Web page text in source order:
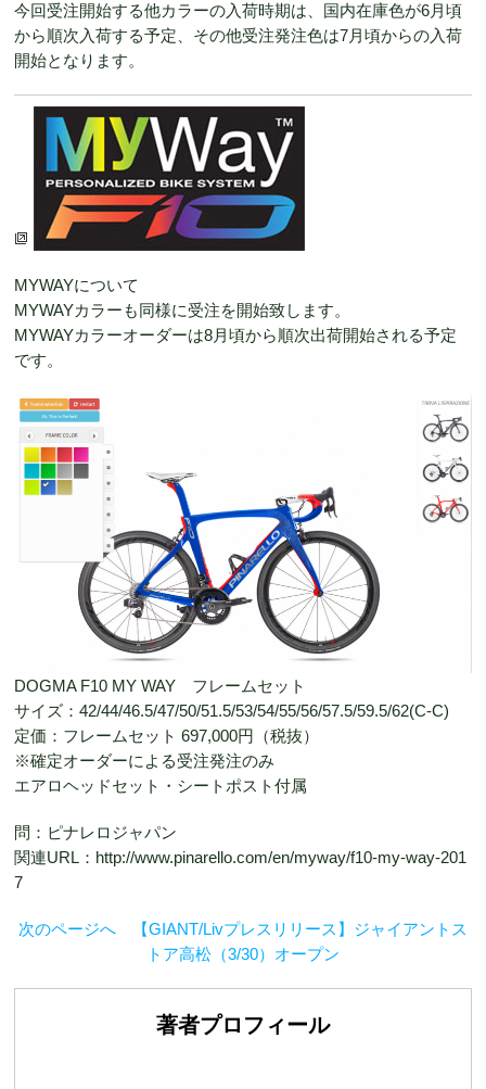
今回受注開始する他カラーの入荷時期は、国内在庫色が6月頃
から順次入荷する予定、その他受注発注色は7月頃からの入荷
開始となります。
MYWAYについて
MYWAYカラーも同様に受注を開始致します。
MYWAYカラーオーダーは8月頃から順次出荷開始される予定
です。
DOGMA F10 MY WAY フレームセット
サイズ：42/44/46.5/47/50/51.5/53/54/55/56/57.5/59.5/62(C-C)
定価：フレームセット 697,000円（税抜）
※確定オーダーによる受注発注のみ
エアロヘッドセット・シートポスト付属
問：ピナレロジャパン
関連URL：http://www.pinarello.com/en/myway/f10-my-way-201
7
次のページへ 【GIANT/Livプレスリリース】ジャイアントス
トア高松（3/30）オープン
著者プロフィール